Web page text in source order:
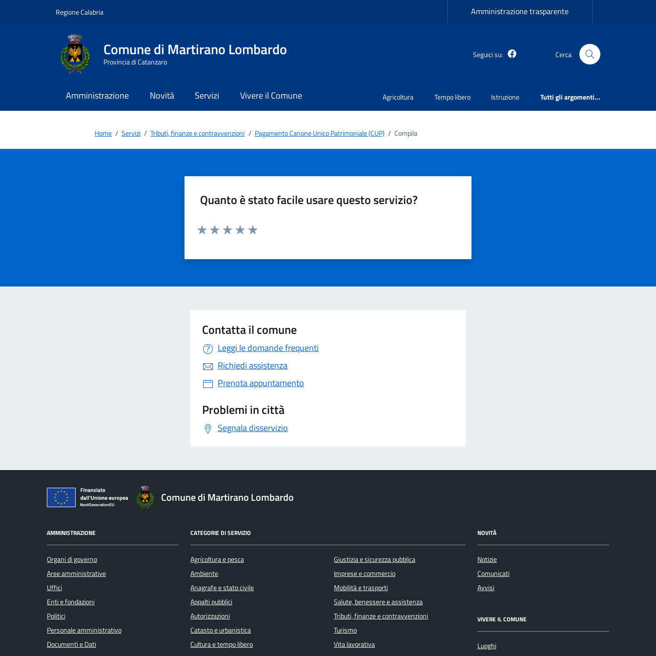
Regione Calabria Amministrazione trasparente
Comune di Martirano Lombardo
Provincia di Catanzaro
Seguici su: Martirano Lombardo Facebook
Cerca
Amministrazione Novità Servizi Vivere il Comune Agricoltura Tempo libero Istruzione Tutti gli argomenti...
Home / Servizi / Tributi, finanze e contravvenzioni / Pagamento Canone Unico Patrimoniale (CUP) / Compila
Quanto è stato facile usare questo servizio?
Contatta il comune
Leggi le domande frequenti
Richiedi assistenza
Prenota appuntamento
Problemi in città
Segnala disservizio
Comune di Martirano Lombardo
AMMINISTRAZIONE
Organi di governo
Aree amministrative
Uffici
Enti e fondazioni
Politici
Personale amministrativo
Documenti e Dati
CATEGORIE DI SERVIZIO
Agricoltura e pesca
Ambiente
Anagrafe e stato civile
Appalti pubblici
Autorizzazioni
Catasto e urbanistica
Cultura e tempo libero
Giustizia e sicurezza pubblica
Imprese e commercio
Mobilità e trasporti
Salute, benessere e assistenza
Tributi, finanze e contravvenzioni
Turismo
Vita lavorativa
NOVITÀ
Notizie
Comunicati
Avvisi
VIVERE IL COMUNE
Luoghi